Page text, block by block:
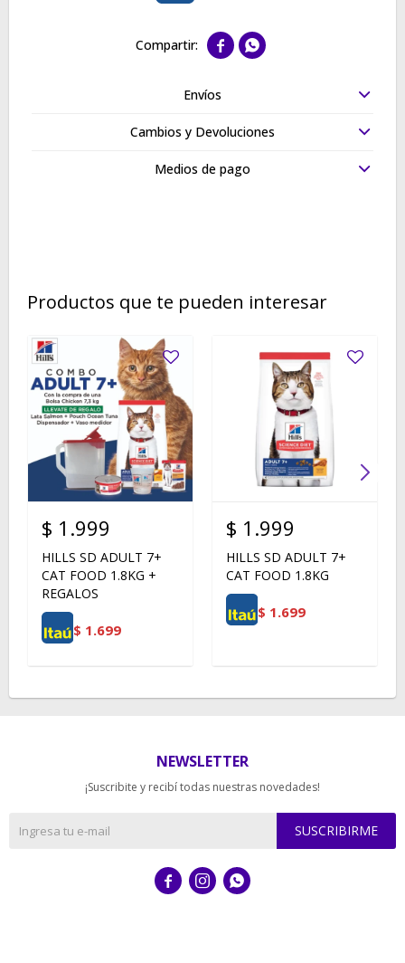
 
Envíos
Cambios y Devoluciones
Medios de pago
Productos que te pueden interesar
$ 1.999
HILLS SD ADULT 7+
CAT FOOD 1.8KG +
REGALOS
$ 1.699
$ 1.999
HILLS SD ADULT 7+
CAT FOOD 1.8KG
$ 1.699
NEWSLETTER
¡Suscribite y recibí todas nuestras novedades!
SUSCRIBIRME
  